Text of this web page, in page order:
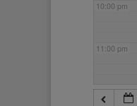
10:00 pm
11:00 pm